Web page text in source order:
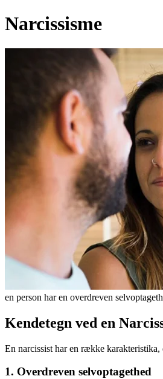
Narcissisme
en person har en overdreven
Kendetegn ved en
En narcissist har en række
1. Overdreven selvoptagethed